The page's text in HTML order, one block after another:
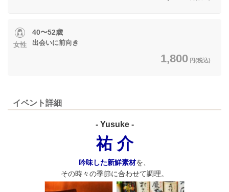
女性
40〜52歳
出会いに前向き
1,800 円(税込)
イベント詳細
- Yusuke -
祐 介
吟味した新鮮素材を、
その時々の季節に合わせて調理。